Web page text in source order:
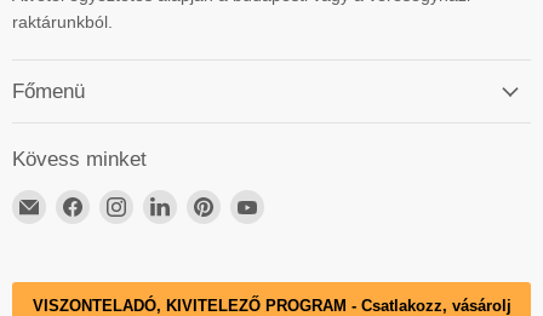
raktárunkból.
Főmenü
Kövess minket
Email
ElérhetőségünkFacebook
ElérhetőségünkInstagram
ElérhetőségünkLinkedIn
ElérhetőségünkPinterest
VISZONTELADÓ, KIVITELEZŐ PROGRAM - Csatlakozz, vásárolj